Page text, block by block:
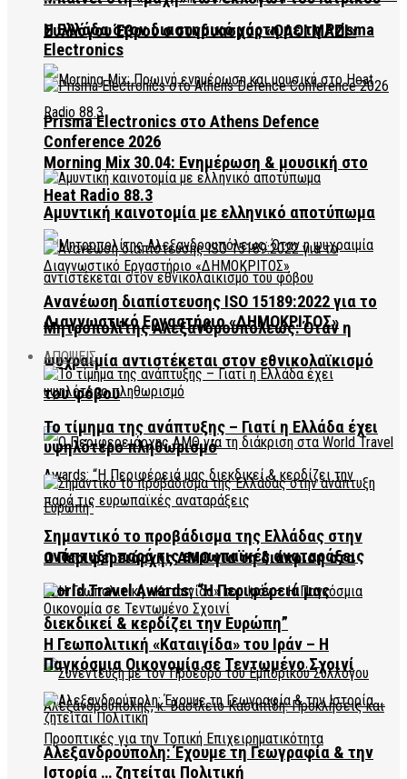
Συλλόγου Έβρου ο συνδυασμός «ΟΛΟΙ ΜΑΖΙ»
Morning Mix 30.04: Ενημέρωση & μουσική στο
Heat Radio 88.3
Μητροπολίτης Αλεξανδρουπόλεως: Όταν η
ψυχραιμία αντιστέκεται στον εθνικολαϊκισμό
του φόβου
Ο Περιφερειάρχης ΑΜΘ για τη διάκριση στα
World Travel Awards: “Η Περιφέρειά μας
διεκδικεί & κερδίζει την Ευρώπη”
Η Ελλάδα στον διαστημικό χάρτη με τη Prisma
Electronics
Prisma Electronics στο Athens Defence
Conference 2026
Αμυντική καινοτομία με ελληνικό αποτύπωμα
Ανανέωση διαπίστευσης ISO 15189:2022 για το
Διαγνωστικό Εργαστήριο «ΔΗΜΟΚΡΙΤΟΣ»
ΑΠΟΨΕΙΣ
Το τίμημα της ανάπτυξης – Γιατί η Ελλάδα έχει
υψηλότερο πληθωρισμό
Σημαντικό το προβάδισμα της Ελλάδας στην
ανάπτυξη παρά τις ευρωπαϊκές αναταράξεις
Η Γεωπολιτική «Καταιγίδα» του Ιράν – Η
Παγκόσμια Οικονομία σε Τεντωμένο Σχοινί
Αλεξανδρούπολη: Έχουμε τη Γεωγραφία & την
Ιστορία … ζητείται Πολιτική